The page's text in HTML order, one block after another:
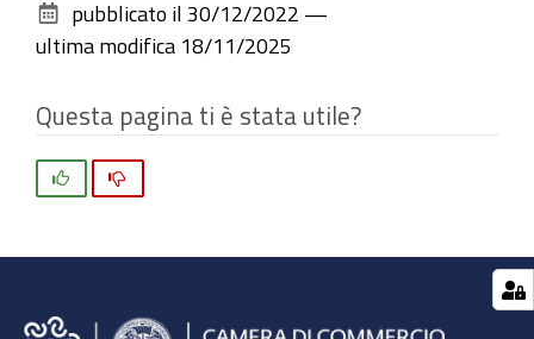
documento
pubblicato il 30/12/2022 —
ultima modifica 18/11/2025
Questa pagina ti è stata utile?